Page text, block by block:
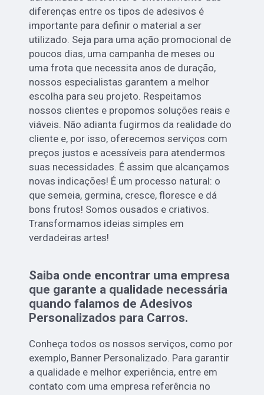
diferenças entre os tipos de adesivos é
importante para definir o material a ser
utilizado. Seja para uma ação promocional de
poucos dias, uma campanha de meses ou
uma frota que necessita anos de duração,
nossos especialistas garantem a melhor
escolha para seu projeto. Respeitamos
nossos clientes e propomos soluções reais e
viáveis. Não adianta fugirmos da realidade do
cliente e, por isso, oferecemos serviços com
preços justos e acessíveis para atendermos
suas necessidades. É assim que alcançamos
novas indicações! É um processo natural: o
que semeia, germina, cresce, floresce e dá
bons frutos! Somos ousados e criativos.
Transformamos ideias simples em
verdadeiras artes!
Saiba onde encontrar uma empresa
que garante a qualidade necessária
quando falamos de Adesivos
Personalizados para Carros.
Conheça todos os nossos serviços, como por
exemplo, Banner Personalizado. Para garantir
a qualidade e melhor experiência, entre em
contato com uma empresa referência no